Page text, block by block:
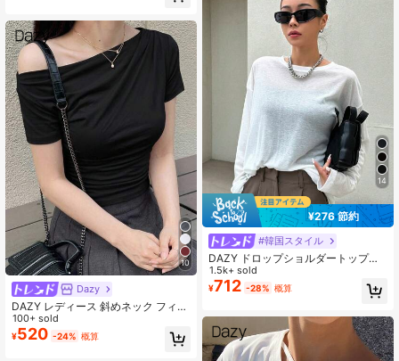
10
Dazy
DAZY レディース 斜めネック フィッ
ト ショートスリーブ 無地 ホワイトT
シャツ、夏向け オフショル
100+ sold
¥520 -24% 概算
14
¥276 節約
#韓国スタイル
DAZY ドロップショルダートップ、
レディースカジュアルドロップショ
ルダーラウンドネックルーズホワイ
トプレーントップス、春秋、カジュ
ップス ロンt
1.5k+ sold
¥712 -28% 概算